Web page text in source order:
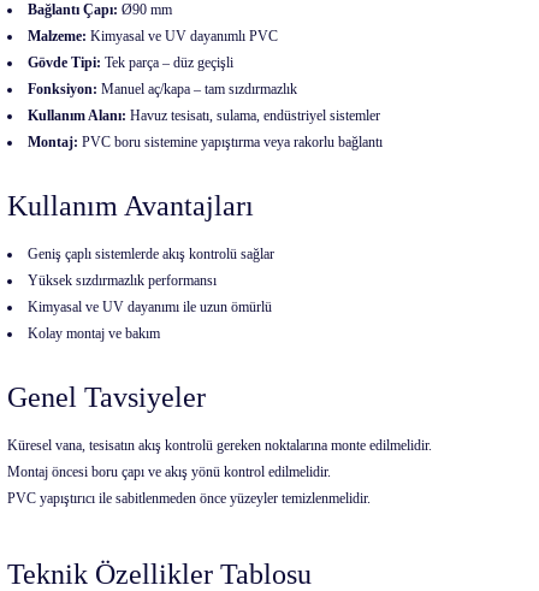
Bağlantı Çapı: Ø90 mm
Malzeme: Kimyasal ve UV dayanımlı PVC
Gövde Tipi: Tek parça – düz geçişli
Fonksiyon: Manuel aç/kapa – tam sızdırmazlık
Kullanım Alanı: Havuz tesisatı, sulama, endüstriyel sistemler
Montaj: PVC boru sistemine yapıştırma veya rakorlu bağlantı
Kullanım Avantajları
Geniş çaplı sistemlerde akış kontrolü sağlar
Yüksek sızdırmazlık performansı
Kimyasal ve UV dayanımı ile uzun ömürlü
Kolay montaj ve bakım
Genel Tavsiyeler
Küresel vana, tesisatın akış kontrolü gereken noktalarına monte edilmelidir.
Montaj öncesi boru çapı ve akış yönü kontrol edilmelidir.
PVC yapıştırıcı ile sabitlenmeden önce yüzeyler temizlenmelidir.
Teknik Özellikler Tablosu